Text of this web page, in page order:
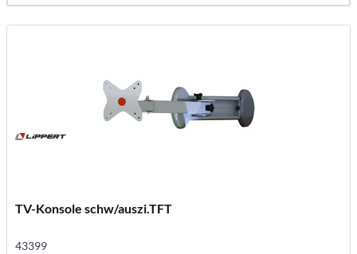
TV-Konsole schw/auszi.TFT
43399